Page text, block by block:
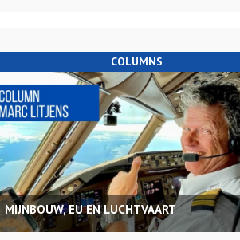
COLUMNS
MIJNBOUW, EU EN LUCHTVAART